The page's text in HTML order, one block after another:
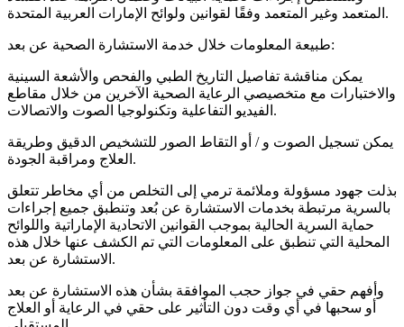
المتعمد وغير المتعمد وفقًا لقوانين ولوائح الإمارات العربية المتحدة.
طبيعة المعلومات خلال خدمة الاستشارة الصحية عن بعد:
يمكن مناقشة تفاصيل التاريخ الطبي والفحص والأشعة السينية
والاختبارات مع متخصيصي الرعاية الصحية الآخرين من خلال مقاطع
الفيديو التفاعلية وتكنولوجيا الصوت والاتصالات.
يمكن تسجيل الصوت و / أو التقاط الصور للتشخيص الدقيق وطريقة
العلاج ومراقبة الجودة.
بذلت جهود مسؤولة وملائمة ترمي إلى التخلص من أي مخاطر تتعلق
بالسرية مرتبطة بخدمات الاستشارة عن بُعد وتنطبق جميع إجراءات
حماية السرية الحالية بموجب القوانين الاتحادية الإماراتية واللوائح
المحلية التي تنطبق على المعلومات التي تم الكشف عنها خلال هذه
الاستشارة عن بعد.
وأفهم حقي في جواز حجب الموافقة بشأن هذه الاستشارة عن بعد
أو سحبها في أي وقت دون التأثير على حقي في الرعاية أو العلاج